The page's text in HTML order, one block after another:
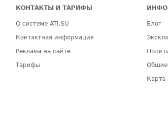
КОНТАКТЫ И ТАРИФЫ
О системе ATI.SU
Контактная информация
Реклама на сайте
Тарифы
Блог
Карта